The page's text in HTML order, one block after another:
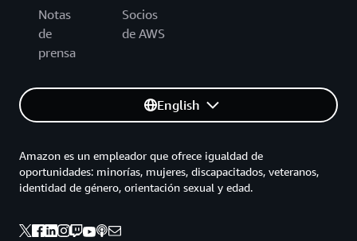
Notas
de
prensa
Socios
de AWS
English
Amazon es un empleador que ofrece igualdad de
oportunidades: minorías, mujeres, discapacitados, veteranos,
identidad de género, orientación sexual y edad.